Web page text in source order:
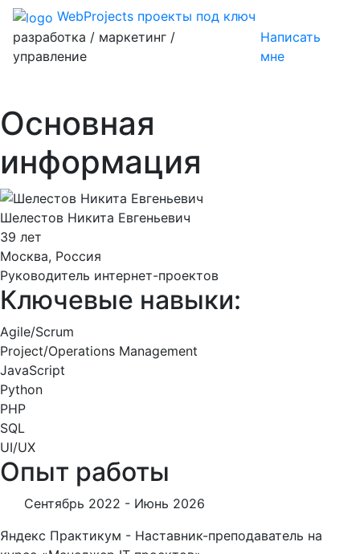
WebProjects проекты под ключ
разработка / маркетинг /
управление
Написать
мне
Основная
информация
Шелестов Никита Евгеньевич
39 лет
Москва, Россия
Руководитель интернет-проектов
Ключевые навыки:
Agile/Scrum
Project/Operations Management
JavaScript
Python
PHP
SQL
UI/UX
Опыт работы
Сентябрь 2022 - Июнь 2026
Яндекс Практикум - Наставник-преподаватель на